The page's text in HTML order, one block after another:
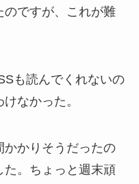
のですが、これが難
も読んでくれないの
なかった。
かかりそうだったの
た。ちょっと週末頑